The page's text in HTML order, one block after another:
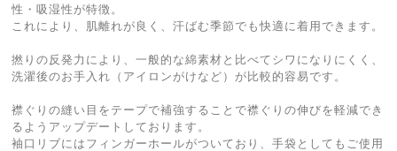
性・吸湿性が特徴。
これにより、肌離れが良く、汗ばむ季節でも快適に着用できます。
撚りの反発力により、一般的な綿素材と比べてシワになりにくく、
洗濯後のお手入れ（アイロンがけなど）が比較的容易です。
襟ぐりの縫い目をテープで補強することで襟ぐりの伸びを軽減でき
るようアップデートしております。
袖口リブにはフィンガーホールがついており、手袋としてもご使用